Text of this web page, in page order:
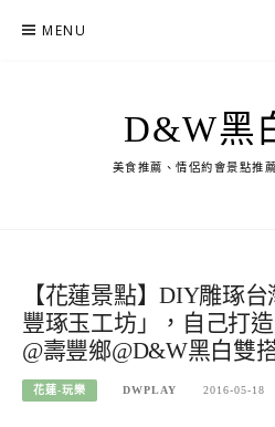
MENU
D&W黑
美食推薦、情侶約會景點推
【花蓮景點】DIY雕琢
豐琢玉工坊」，自己打
@壽豐鄉@D&W黑白雙
花蓮-玩樂 DWPLAY 2016-05-18